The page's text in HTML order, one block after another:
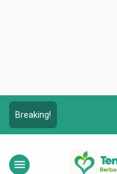
Breaking!
menu